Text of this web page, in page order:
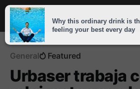
General Featured
Urbaser trabaja